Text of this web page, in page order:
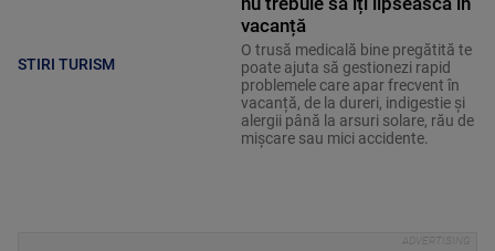
STIRI TURISM
vacanță
O trusă medicală bine pregătită te
poate ajuta să gestionezi rapid
problemele care apar frecvent în
vacanță, de la dureri, indigestie și
alergii până la arsuri solare, rău de
mișcare sau mici accidente.